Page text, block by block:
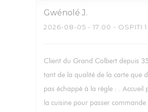
Gwénolé J
2026-08-05 - 17:00 - OSPITI 1
Client du Grand Colbert depuis
tant de la qualité de la carte que
pas échappé à la règle : . Accueil
la cuisine pour passer